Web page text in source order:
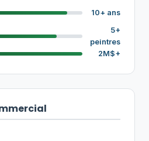
10+ ans
5+
peintres
2M$+